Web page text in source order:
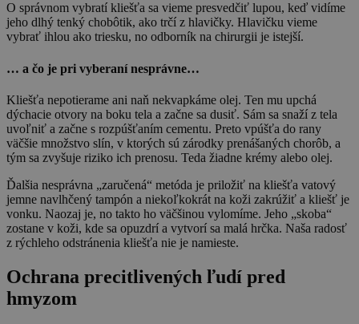
O správnom vybratí kliešťa sa vieme presvedčiť lupou, keď vidíme
jeho dlhý tenký chobôtik, ako trčí z hlavičky. Hlavičku vieme
vybrať ihlou ako triesku, no odborník na chirurgii je istejší.
… a čo je pri vyberaní nesprávne…
Kliešťa nepotierame ani naň nekvapkáme olej. Ten mu upchá
dýchacie otvory na boku tela a začne sa dusiť. Sám sa snaží z tela
uvoľniť a začne s rozpúšťaním cementu. Preto vpúšťa do rany
väčšie množstvo slín, v ktorých sú zárodky prenášaných chorôb, a
tým sa zvyšuje riziko ich prenosu. Teda žiadne krémy alebo olej.
Ďalšia nesprávna „zaručená“ metóda je priložiť na kliešťa vatový
jemne navlhčený tampón a niekoľkokrát na koži zakrúžiť a kliešť je
vonku. Naozaj je, no takto ho väčšinou vylomíme. Jeho „skoba“
zostane v koži, kde sa opuzdrí a vytvorí sa malá hrčka. Naša radosť
z rýchleho odstránenia kliešťa nie je namieste.
Ochrana precitlivených ľudí pred
hmyzom